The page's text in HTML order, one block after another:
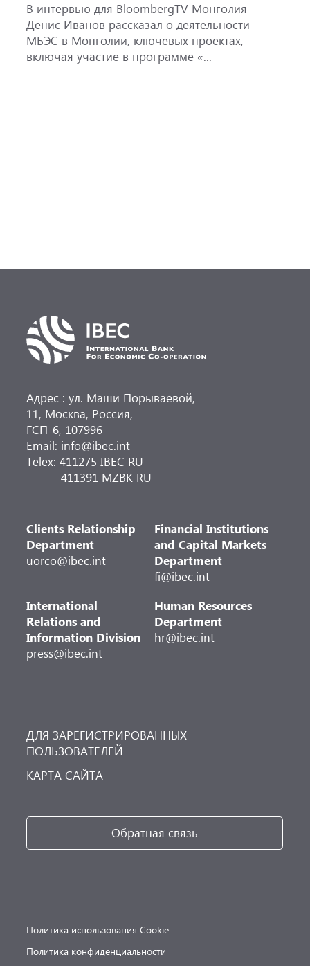
В интервью для BloombergTV Монголия
Денис Иванов рассказал о деятельности
МБЭС в Монголии, ключевых проектах,
включая участие в программе «...
Адрес : ул. Маши Порываевой,
11, Москва, Россия,
ГСП-6, 107996
Email: info@ibec.int
Telex: 411275 IBEC RU
411391 MZBK RU
Clients Relationship
Department
uorco@ibec.int
Financial Institutions
and Capital Markets
Department
fi@ibec.int
International
Relations and
Information Division
press@ibec.int
Human Resources
Department
hr@ibec.int
ДЛЯ ЗАРЕГИСТРИРОВАННЫХ
ПОЛЬЗОВАТЕЛЕЙ
КАРТА САЙТА
Обратная связь
Политика использования Cookie
Политика конфиденциальности